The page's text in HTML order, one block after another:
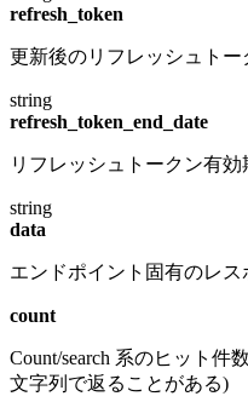
refresh_token
更新後のリフレッシュトー
string
refresh_token_end_date
リフレッシュトークン有効
string
data
エンドポイント固有のレス
count
Count/search 系のヒット件
文字列で返ることがある)